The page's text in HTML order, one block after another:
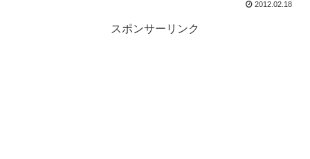
2012.02.18
スポンサーリンク